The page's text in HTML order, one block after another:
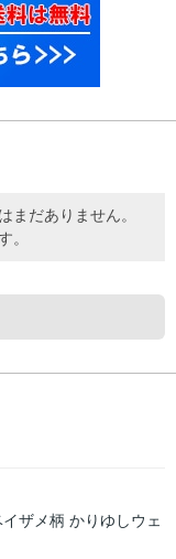
まだありません。
。
イザメ柄 かりゆしウェ